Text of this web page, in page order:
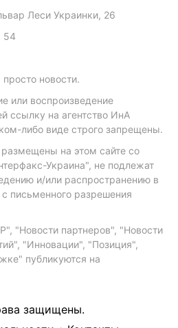
Леси Украинки, 26
54
новости.
или воспроизведение
ссылку на агентство ИнА
либо виде строго запрещены.
на этом сайте со
Украина", не подлежат
и/или распространению в
письменного разрешения
"Новости партнеров", "Новости
"Инновации", "Позиция",
публикуются на
защищены.